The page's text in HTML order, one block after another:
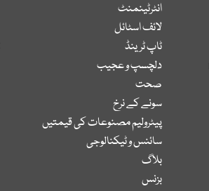
انٹرٹینمنٹ
لائف اسٹائل
ٹاپ ٹرینڈ
دلچسپ و عجیب
صحت
سونے کے نرخ
پیٹرولیم مصنوعات کی قیمتیں
سائنس و ٹیکنالوجی
بلاگ
بزنس